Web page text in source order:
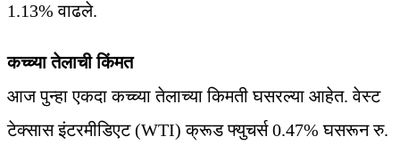
1.13% वाढले.
कच्च्या तेलाची किंमत
आज पुन्हा एकदा कच्च्या तेलाच्या किमती घसरल्या आहेत. वेस्ट
टेक्सास इंटरमीडिएट (WTI) क्रूड फ्युचर्स 0.47% घसरून रु.